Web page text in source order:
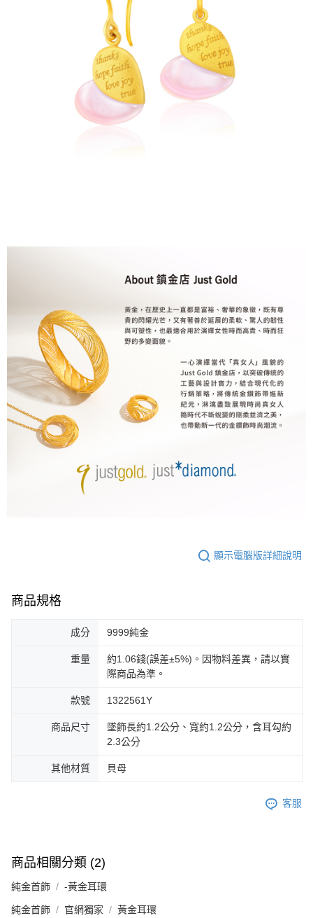
顯示電腦版詳細說明
商品規格
成分 9999純金
重量
約1.06錢(誤差±5%)。因物料差異，請以實
際商品為準。
款號 1322561Y
商品尺寸
墜飾長約1.2公分、寬約1.2公分，含耳勾約
2.3公分
其他材質 貝母
客服
商品相關分類 (2)
純金首飾 -黃金耳環
純金首飾 官網獨家 黃金耳環